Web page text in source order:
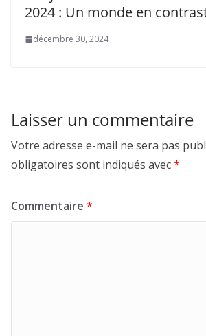
2024 : Un monde en
décembre 30, 2024
Laisser un commentaire
Votre adresse e-mail ne sera pas
obligatoires sont indiqués avec*
Commentaire *